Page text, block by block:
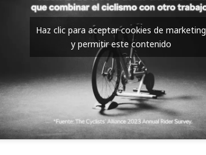
Haz clic para aceptar cookies de marketing
y permitir este contenido